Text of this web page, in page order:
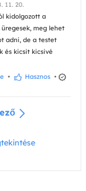
11. 20.
kidolgozott a
meg lehet
adni, de a testet
és kicsit kicsivé
• Hasznos •